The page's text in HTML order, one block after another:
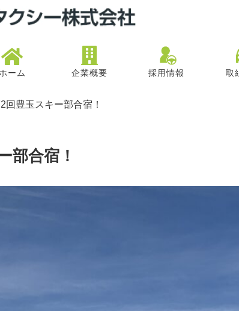
ホーム 企業概要 採用情報 取
回豊玉スキー部合宿！
部合宿！